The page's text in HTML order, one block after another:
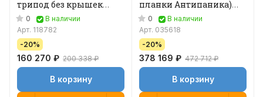
трипод без крышек
(стандартные
преграждающие
планки)
0
В наличии
Арт. 118782
-20%
160 270 ₽ 200 338 ₽
В корзину
планки Антипаника)
Тумбовый турникет-
трипод
0
В наличии
Арт. 035618
-20%
378 169 ₽ 472 712 ₽
В корзину